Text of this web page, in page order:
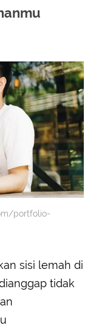
portfolio-
sisi lemah di
tidak